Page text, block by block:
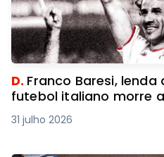
D. Franco Baresi, lenda
futebol italiano morre
31 julho 2026